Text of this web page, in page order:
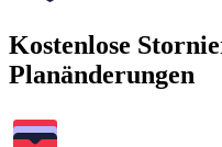
Kostenlose
Planänderungen